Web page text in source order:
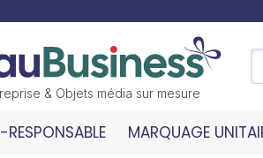
& Objets média sur mesure
MARQUAGE